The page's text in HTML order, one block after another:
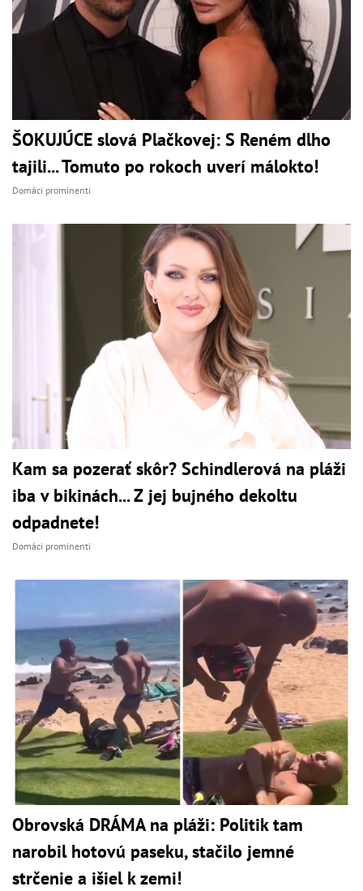
ŠOKUJÚCE slová Plačkovej: S Reném dlho
tajili... Tomuto po rokoch uverí málokto!
Domáci prominenti
Kam sa pozerať skôr? Schindlerová na pláži
iba v bikinách... Z jej bujného dekoltu
odpadnete!
Domáci prominenti
Obrovská DRÁMA na pláži: Politik tam
narobil hotovú paseku, stačilo jemné
strčenie a išiel k zemi!